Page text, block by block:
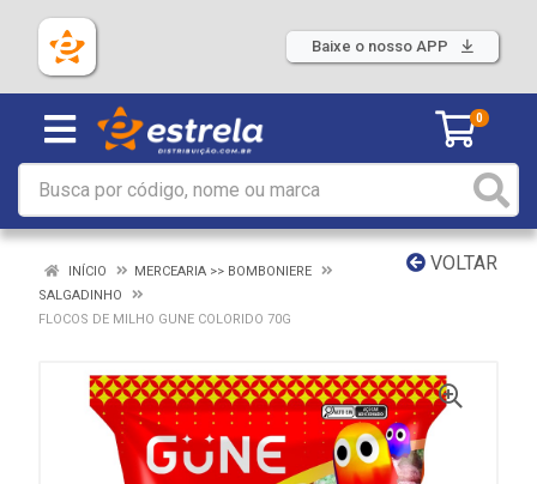
Baixe o nosso APP
0
VOLTAR
INÍCIO
MERCEARIA >> BOMBONIERE
SALGADINHO
FLOCOS DE MILHO GUNE COLORIDO 70G